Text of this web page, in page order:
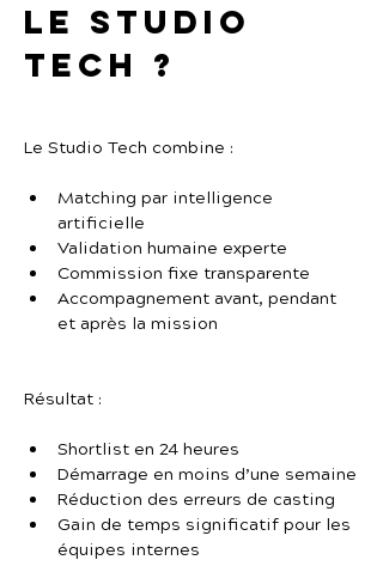
Le Studio
Tech ?
Le Studio Tech combine :
Matching par intelligence
artificielle
Validation humaine experte
Commission fixe transparente
Accompagnement avant, pendant
et après la mission
Résultat :
Shortlist en 24 heures
Démarrage en moins d’une semaine
Réduction des erreurs de casting
Gain de temps significatif pour les
équipes internes